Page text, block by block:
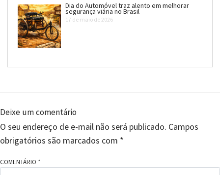
Dia do Automóvel traz alento em melhorar
segurança viária no Brasil
17 de maio de 2026
Deixe um comentário
O seu endereço de e-mail não será publicado. Campos
obrigatórios são marcados com *
COMENTÁRIO *